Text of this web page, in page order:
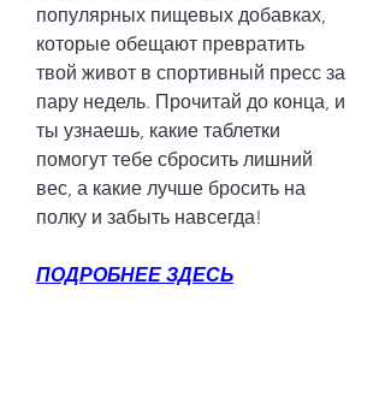
популярных пищевых добавках,
которые обещают превратить
твой живот в спортивный пресс за
пару недель. Прочитай до конца, и
ты узнаешь, какие таблетки
помогут тебе сбросить лишний
вес, а какие лучше бросить на
полку и забыть навсегда!
ПОДРОБНЕЕ ЗДЕСЬ